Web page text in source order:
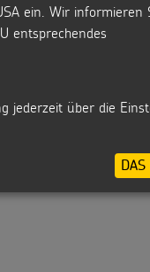
ein. Wir informieren
entsprechendes
jederzeit über die
DAS